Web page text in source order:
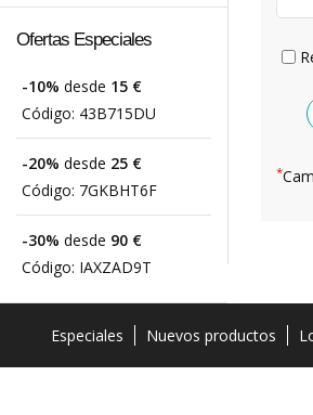
Ofertas Especiales
-10% desde 15 €
Código: 43B715DU
-20% desde 25 €
Código: 7GKBHT6F
-30% desde 90 €
Código: IAXZAD9T
*
Especiales Nuevos productos